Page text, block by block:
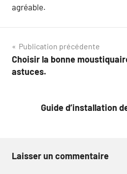
agréable.
Navigation
de
Publication précédente
Choisir la bonne
astuces.
Guide d’installation
Laisser un commentaire